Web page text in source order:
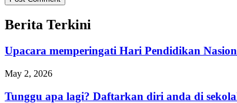
Berita Terkini
Upacara memperingati Hari Pendidikan
May 2, 2026
Tunggu apa lagi? Daftarkan diri anda di